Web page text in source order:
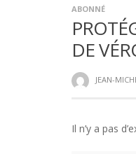
ABONNÉ
DE
JEAN-
Il n’y a pas